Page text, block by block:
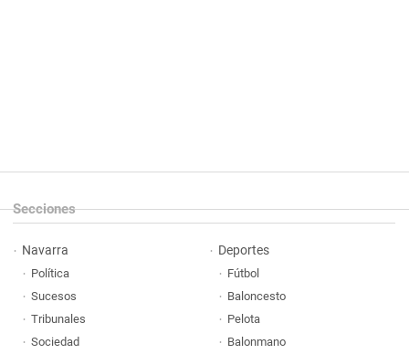
Secciones
Navarra
Política
Sucesos
Tribunales
Sociedad
Deportes
Fútbol
Baloncesto
Pelota
Balonmano